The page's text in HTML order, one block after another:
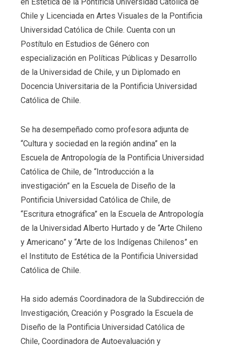
Chile y Licenciada en Artes Visuales de la Pontificia
Universidad Católica de Chile. Cuenta con un
Postítulo en Estudios de Género con
especialización en Políticas Públicas y Desarrollo
de la Universidad de Chile, y un Diplomado en
Docencia Universitaria de la Pontificia Universidad
Católica de Chile.
Se ha desempeñado como profesora adjunta de
“Cultura y sociedad en la región andina” en la
Escuela de Antropología de la Pontificia Universidad
Católica de Chile, de “Introducción a la
investigación” en la Escuela de Diseño de la
Pontificia Universidad Católica de Chile, de
“Escritura etnográfica” en la Escuela de Antropología
de la Universidad Alberto Hurtado y de “Arte Chileno
y Americano” y “Arte de los Indígenas Chilenos” en
el Instituto de Estética de la Pontificia Universidad
Católica de Chile.
Ha sido además Coordinadora de la Subdirección de
Investigación, Creación y Posgrado la Escuela de
Diseño de la Pontificia Universidad Católica de
Chile, Coordinadora de Autoevaluación y